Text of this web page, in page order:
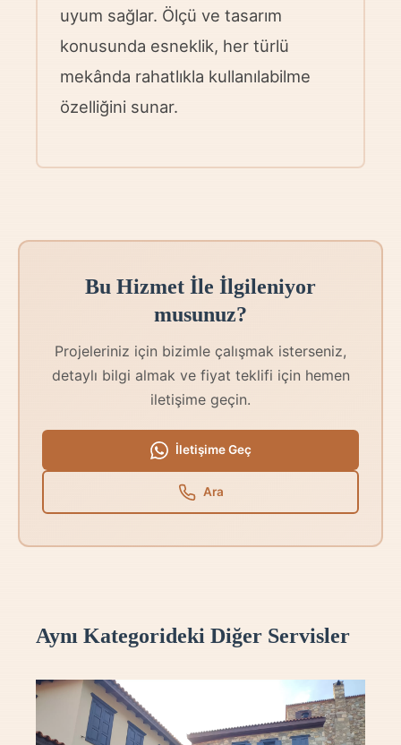
uyum sağlar. Ölçü ve tasarım
konusunda esneklik, her türlü
mekânda rahatlıkla kullanılabilme
özelliğini sunar.
Bu Hizmet İle İlgileniyor
musunuz?
Projeleriniz için bizimle çalışmak isterseniz,
detaylı bilgi almak ve fiyat teklifi için hemen
iletişime geçin.
İletişime Geç
Ara
Aynı Kategorideki Diğer Servisler